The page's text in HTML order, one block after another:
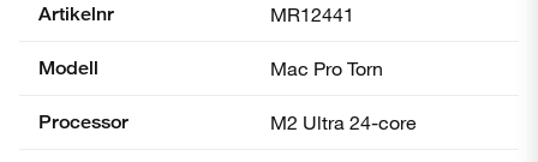
Artikelnr MR12441
Modell Mac Pro Torn
Processor M2 Ultra 24-core